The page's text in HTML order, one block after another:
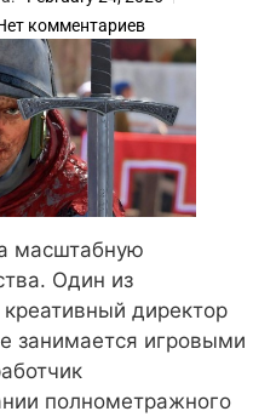
комментариев
масштабную
Один из
директор
занимается игровыми
полнометражного